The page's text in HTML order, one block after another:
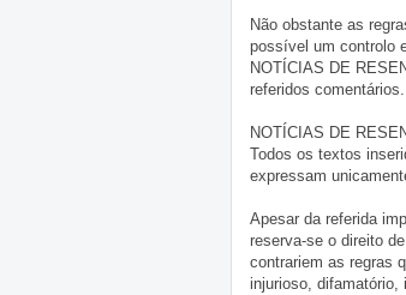
Não obstante as
possível um controlo
NOTÍCIAS DE
referidos comentários.
NOTÍCIAS DE
Todos os textos
expressam
Apesar da referida
reserva-se o direito
contrariem as regras
injurioso,